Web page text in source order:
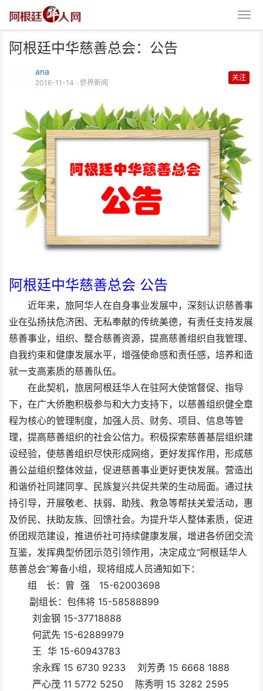
阿根廷中华慈善总会：公告
ana
2016-11-14 · 侨界新闻
关注
阿根廷中华慈善总会 公告
近年来，旅阿华人在自身事业发展中，深刻认识慈善事
业在弘扬扶危济困、无私奉献的传统美德，有责任支持发展
慈善事业，组织、整合慈善资源，提高慈善组织自我管理、
自我约束和健康发展水平，增强使命感和责任感，培养和造
就一支高素质的慈善队伍。
在此契机，旅居阿根廷华人在驻阿大使馆督促、指导
下，在广大侨胞积极参与和大力支持下，以慈善组织健全章
程为核心的管理制度，加强人员、财务、项目、信息等管
理，提高慈善组织的社会公信力。积极探索慈善基层组织建
设经验，使慈善组织尽快形成网络，更好发挥作用，形成慈
善公益组织整体效益，促进慈善事业更好更快发展。营造出
和谐侨社同建同享、民族复兴共促共荣的生动局面。通过扶
持引导，开展敬老、扶弱、助残、救急等帮扶关爱活动，惠
及侨民、扶助友族、回馈社会。为提升华人整体素质，促进
侨团规范建设，推进侨社可持续健康发展，增进各侨团交流
互鉴，发挥典型侨团示范引领作用，决定成立“阿根廷华人
慈善总会”筹备小组，现将组成人员通知如下：
组 长：曾 强 15-62003698
副组长：包伟将 15-58588899
刘金钢 15-37718888
何武先 15-62889979
王 华 15-60943783
余永辉 15 6730 9233 刘芳勇 15 6668 1888
严心茂 11 5772 5250 陈秀明 15 3282 2595
阿根廷中华慈善总会：公告